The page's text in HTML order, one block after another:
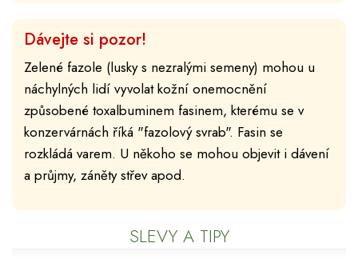
Dávejte si pozor!
Zelené fazole (lusky s nezralými semeny) mohou u
náchylných lidí vyvolat kožní onemocnění
způsobené toxalbuminem fasinem, kterému se v
konzervárnách říká "fazolový svrab". Fasin se
rozkládá varem. U někoho se mohou objevit i dávení
a průjmy, záněty střev apod.
SLEVY A TIPY